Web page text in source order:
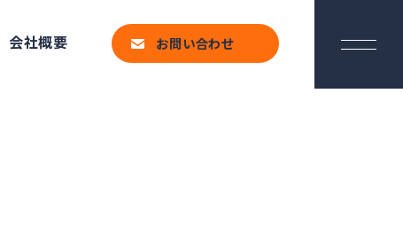
会社概要 お問い合わせ